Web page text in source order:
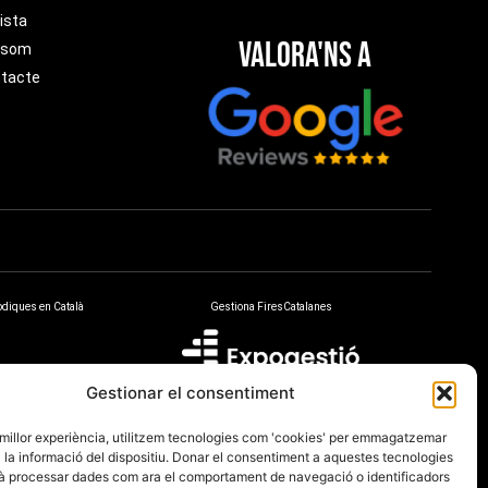
Gestionar el consentiment
experiència, utilitzem tecnologies com 'cookies' per emmagatzemar
informació del dispositiu. Donar el consentiment a aquestes tecnologies
processar dades com ara el comportament de navegació o identificadors
Valora'ns a
en Català Gestiona FiresCatalanes